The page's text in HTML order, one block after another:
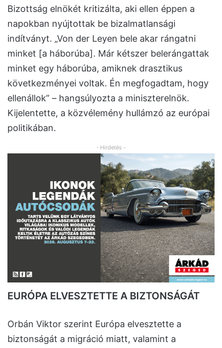
Bizottság elnökét kritizálta, aki ellen éppen a
napokban nyújtottak be bizalmatlansági
indítványt. „Von der Leyen bele akar rángatni
minket [a háborúba]. Már kétszer belerángattak
minket egy háborúba, amiknek drasztikus
következményei voltak. Én megfogadtam, hogy
ellenállok” – hangsúlyozta a miniszterelnök.
Kijelentette, a közvélemény hullámzó az európai
politikában.
- Hirdetés -
EURÓPA ELVESZTETTE A BIZTONSÁGÁT
Orbán Viktor szerint Európa elvesztette a
biztonságát a migráció miatt, valamint a